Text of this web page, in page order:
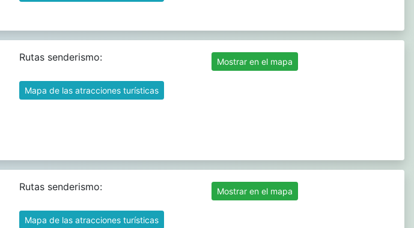
Rutas senderismo:
Mapa de las atracciones turísticas
Mostrar en el mapa
Rutas senderismo:
Mapa de las atracciones turísticas
Mostrar en el mapa